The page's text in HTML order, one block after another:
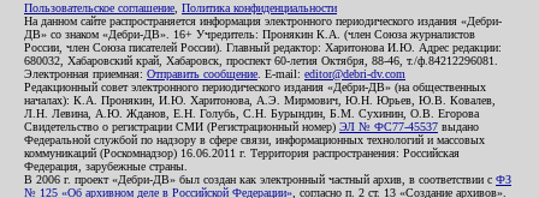
Пользовательское соглашение Политика конфиденциальности
На данном сайте распространяется информация электронного периодического издания «Дебри-
ДВ» со знаком «Дебри-ДВ». 16+ Учредитель: Пронякин К.А. (член Союза журналистов
России, член Союза писателей России). Главный редактор: Харитонова И.Ю. Адрес редакции:
680032, Хабаровский край, Хабаровск, проспект 60-летия Октября, 88-46, т./ф.84212296081.
Электронная приемная: Отправить сообщение . E-mail: editor@debri-dv.com
Редакционный совет электронного периодического издания «Дебри-ДВ» (на общественных
началах): К.А. Пронякин, И.Ю. Харитонова, А.Э. Мирмович, Ю.Н. Юрьев, Ю.В. Ковалев,
Л.Н. Левина, А.Ю. Жданов, Е.Н. Голубь, С.Н. Бурындин, Б.М. Сухинин, О.В. Егорова
Свидетельство о регистрации СМИ (Регистрационный номер) ЭЛ № ФС77-45537 выдано
Федеральной службой по надзору в сфере связи, информационных технологий и массовых
коммуникаций (Роскомнадзор) 16.06.2011 г. Территория распространения: Российская
Федерация, зарубежные страны.
В 2006 г. проект «Дебри-ДВ» был создан как электронный частный архив, в соответствии с ФЗ
№ 125 «Об архивном деле в Российской Федерации» , согласно п. 2 ст. 13 «Создание архивов».